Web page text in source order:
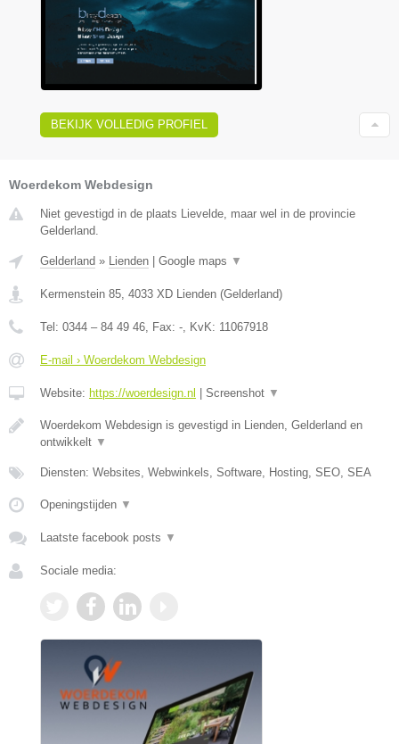
BEKIJK VOLLEDIG PROFIEL
Woerdekom Webdesign
Niet gevestigd in de plaats Lievelde, maar wel in de provincie
Gelderland.
Gelderland » Lienden Google maps ▼
Kermenstein 85, 4033 XD Lienden (Gelderland)
Tel: 0344 – 84 49 46, Fax: -, KvK: 11067918
E-mail › Woerdekom Webdesign
Website: https://woerdesign.nl Screenshot ▼
Woerdekom Webdesign is gevestigd in Lienden, Gelderland en
ontwikkelt ▼
Diensten: Websites, Webwinkels, Software, Hosting, SEO, SEA
Openingstijden ▼
Laatste facebook posts ▼
Sociale media: